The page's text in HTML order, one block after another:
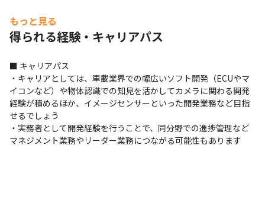
もっと見る
得られる経験・キャリアパス
■ キャリアパス
・キャリアとしては、車載業界での幅広いソフト開発（ECUやマ
イコンなど）や物体認識での知見を活かしてカメラに関わる開発
経験が積めるほか、イメージセンサーといった開発業務など目指
せるでしょう
・実務者として開発経験を行うことで、同分野での進捗管理など
マネジメント業務やリーダー業務につながる可能性もあります